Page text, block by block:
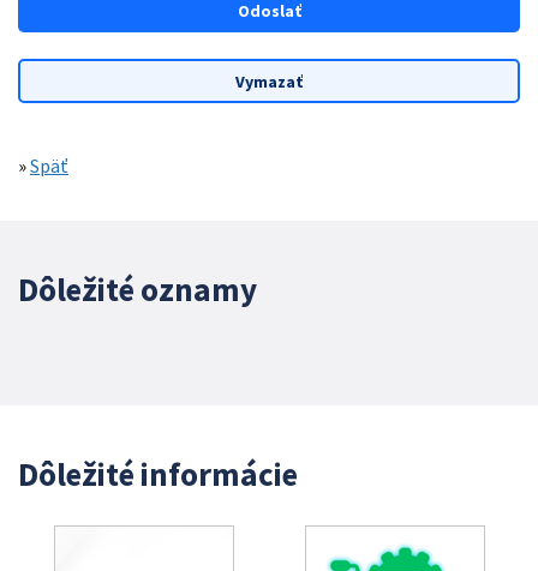
»Späť
Dôležité oznamy
Dôležité informácie